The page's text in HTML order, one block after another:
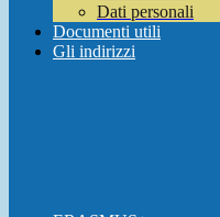
Dati personali
Documenti utili
Gli indirizzi